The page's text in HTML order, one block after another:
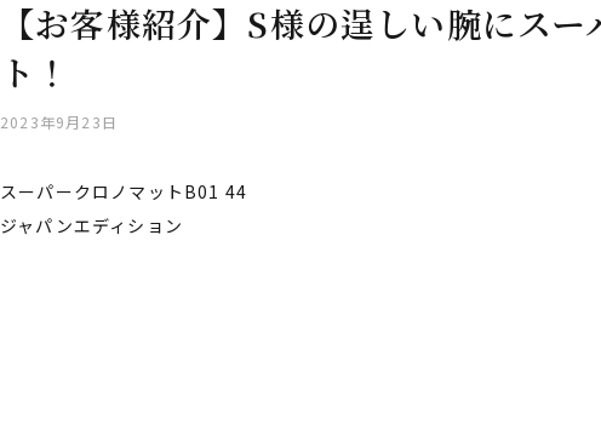
【お客様紹介】S様の逞しい腕にスー
ト！
2023年9月23日
スーパークロノマットB01 44
ジャパンエディション